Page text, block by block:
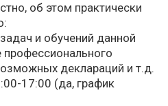
об этом практически
и обучений данной
профессионального
деклараций и т.д.
17:00 (да, график